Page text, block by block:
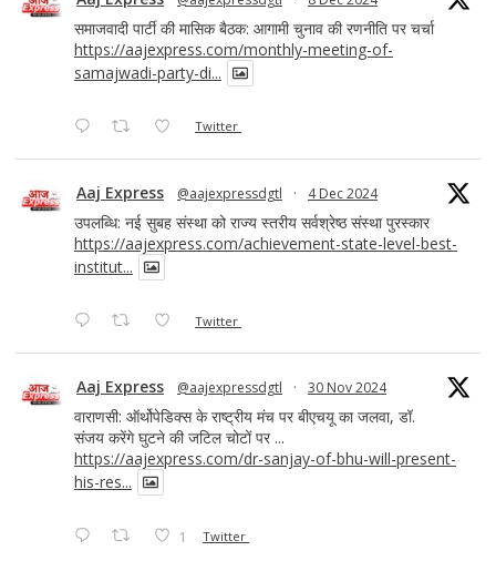
समाजवादी पार्टी की मासिक बैठक: आगामी चुनाव की रणनीति पर चर्चा
https://aajexpress.com/monthly-meeting-of-
samajwadi-party-di...
Twitter
Aaj Express @aajexpressdgtl · 4 Dec 2024
उपलब्धि: नई सुबह संस्था को राज्य स्तरीय सर्वश्रेष्ठ संस्था पुरस्कार
https://aajexpress.com/achievement-state-level-best-
institut...
Twitter
Aaj Express @aajexpressdgtl · 30 Nov 2024
वाराणसी: ऑर्थोपेडिक्स के राष्ट्रीय मंच पर बीएचयू का जलवा, डॉ.
संजय करेंगे घुटने की जटिल चोटों पर ...
https://aajexpress.com/dr-sanjay-of-bhu-will-present-
his-res...
1 Twitter